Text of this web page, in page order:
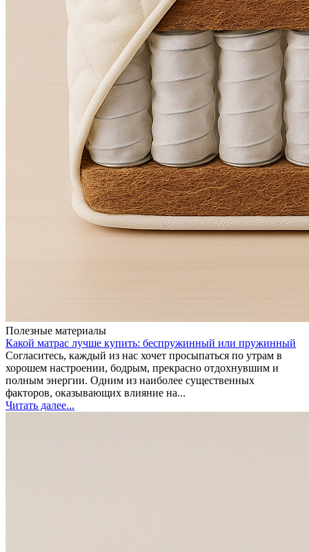
Полезные материалы
Какой матрас лучше купить: беспружинный или пружинный
Согласитесь, каждый из нас хочет просыпаться по утрам в
хорошем настроении, бодрым, прекрасно отдохнувшим и
полным энергии. Одним из наиболее существенных
факторов, оказывающих влияние на...
Читать далее...